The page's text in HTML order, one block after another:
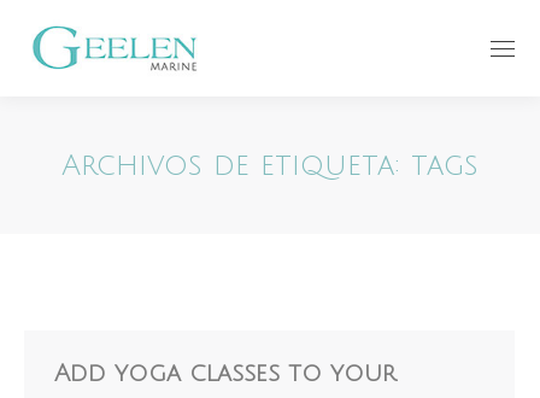
Archivos de etiqueta: tags
Add yoga classes to your